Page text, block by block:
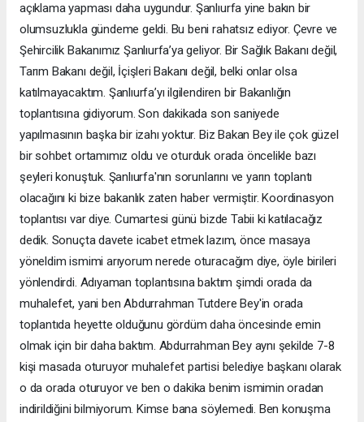
açıklama yapması daha uygundur. Şanlıurfa yine bakın bir
olumsuzlukla gündeme geldi. Bu beni rahatsız ediyor. Çevre ve
Şehircilik Bakanımız Şanlıurfa’ya geliyor. Bir Sağlık Bakanı değil,
Tarım Bakanı değil, İçişleri Bakanı değil, belki onlar olsa
katılmayacaktım. Şanlıurfa’yı ilgilendiren bir Bakanlığın
toplantısına gidiyorum. Son dakikada son saniyede
yapılmasının başka bir izahı yoktur. Biz Bakan Bey ile çok güzel
bir sohbet ortamımız oldu ve oturduk orada öncelikle bazı
şeyleri konuştuk. Şanlıurfa'nın sorunlarını ve yarın toplantı
olacağını ki bize bakanlık zaten haber vermiştir. Koordinasyon
toplantısı var diye. Cumartesi günü bizde Tabii ki katılacağız
dedik. Sonuçta davete icabet etmek lazım, önce masaya
yöneldim ismimi arıyorum nerede oturacağım diye, öyle birileri
yönlendirdi. Adıyaman toplantısına baktım şimdi orada da
muhalefet, yani ben Abdurrahman Tutdere Bey'in orada
toplantıda heyette olduğunu gördüm daha öncesinde emin
olmak için bir daha baktım. Abdurrahman Bey aynı şekilde 7-8
kişi masada oturuyor muhalefet partisi belediye başkanı olarak
o da orada oturuyor ve ben o dakika benim ismimin oradan
indirildiğini bilmiyorum. Kimse bana söylemedi. Ben konuşma